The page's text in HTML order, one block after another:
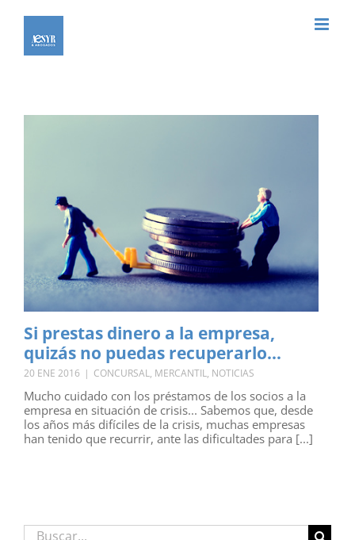
contenido
Si prestas dinero a la empresa,
quizás no puedas recuperarlo…
20 ENE 2016 | CONCURSAL, MERCANTIL, NOTICIAS
Mucho cuidado con los préstamos de los socios a la
empresa en situación de crisis... Sabemos que, desde
los años más difíciles de la crisis, muchas empresas
han tenido que recurrir, ante las dificultades para [...]
Buscar: